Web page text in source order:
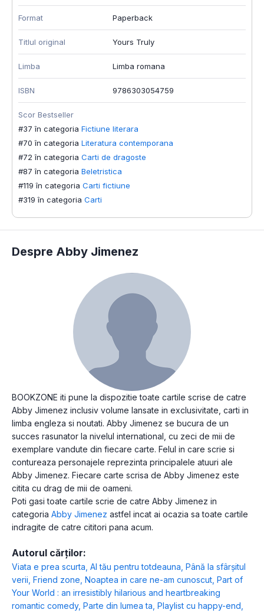
Format Paperback
Titlul original Yours Truly
Limba Limba romana
ISBN 9786303054759
Scor Bestseller
#37 în categoria Fictiune literara
#70 în categoria Literatura contemporana
#72 în categoria Carti de dragoste
#87 în categoria Beletristica
#119 în categoria Carti fictiune
#319 în categoria Carti
Despre Abby Jimenez
BOOKZONE iti pune la dispozitie toate cartile scrise de catre
Abby Jimenez inclusiv volume lansate in exclusivitate, carti in
limba engleza si noutati. Abby Jimenez se bucura de un
succes rasunator la nivelul international, cu zeci de mii de
exemplare vandute din fiecare carte. Felul in care scrie si
contureaza personajele reprezinta principalele atuuri ale
Abby Jimenez. Fiecare carte scrisa de Abby Jimenez este
citita cu drag de mii de oameni.
Poti gasi toate cartile scrie de catre Abby Jimenez in
categoria Abby Jimenez astfel incat ai ocazia sa toate cartile
indragite de catre cititori pana acum.
Autorul cărților:
Viata e prea scurta Al tău pentru totdeauna Până la sfârșitul
verii Friend zone Noaptea in care ne-am cunoscut Part of
Your World : an irresistibly hilarious and heartbreaking
romantic comedy, Parte din lumea ta Playlist cu happy-end